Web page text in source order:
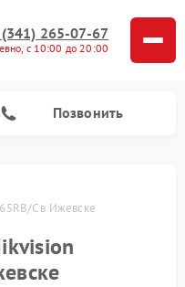
(341) 265-07-67
с 10:00 до 20:00
Позвонить
C в Ижевске